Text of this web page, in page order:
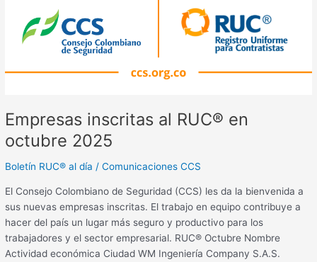
Empresas inscritas al RUC® en
octubre 2025
Boletín RUC® al día /Comunicaciones CCS
El Consejo Colombiano de Seguridad (CCS) les da la bienvenida a
sus nuevas empresas inscritas. El trabajo en equipo contribuye a
hacer del país un lugar más seguro y productivo para los
trabajadores y el sector empresarial. RUC® Octubre Nombre
Actividad económica Ciudad WM Ingeniería Company S.A.S.
RUC®